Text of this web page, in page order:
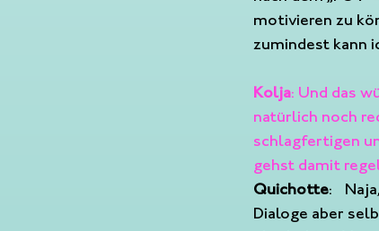
motivieren zu
zumindest kann
Kolja: Und das
natürlich noch
schlagfertigen
gehst damit
Quichotte:
Dialoge aber